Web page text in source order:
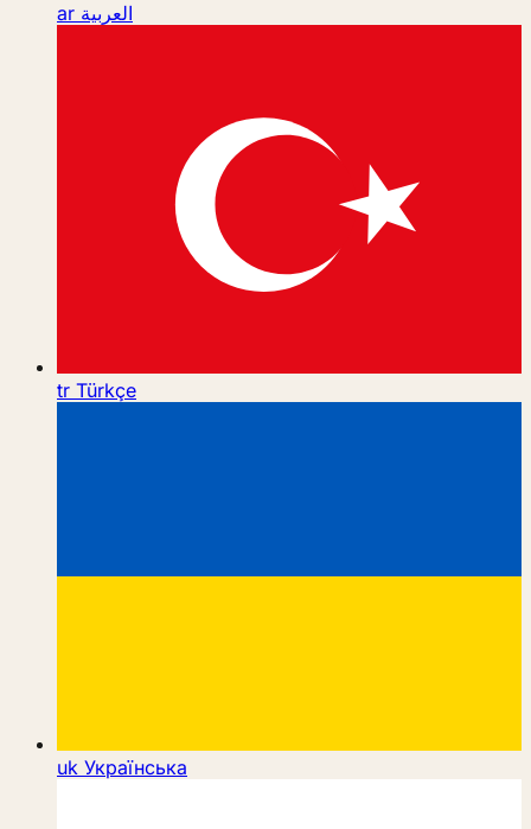
ar العربية
tr Türkçe
uk Українська